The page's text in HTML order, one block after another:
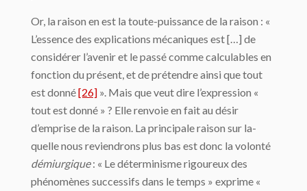
Or, la raison en est la toute-puissance de la raison : «
L’essence des explications mécaniques est […] de
consi­dérer l’avenir et le passé comme calculables en
fonction du présent, et de prétendre ainsi que tout
est donné[26] ». Mais que veut dire l’expression «
tout est donné » ? Elle ren­voie en fait au désir
d’emprise de la raison. La principale raison sur la­
quelle nous reviendrons plus bas est donc la volonté
démiurgique: « Le déterminisme ri­goureux des
phénomènes successifs dans le temps » exprime «